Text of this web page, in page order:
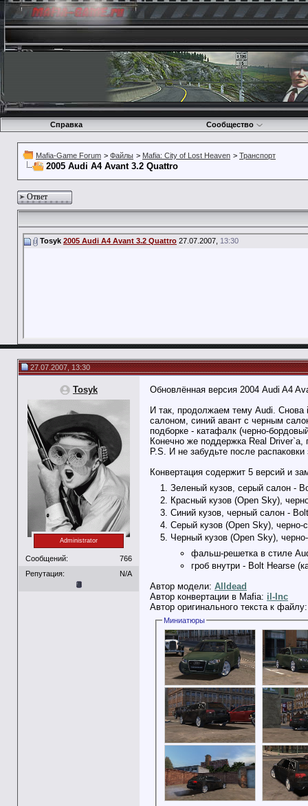
Справка Сообщество
Mafia-Game Forum > Файлы > Mafia: City of Lost Heaven > Транспорт
2005 Audi A4 Avant 3.2 Quattro
Ответ
Tosyk 2005 Audi A4 Avant 3.2 Quattro 27.07.2007, 13:30
27.07.2007, 13:30
Tosyk
Administrator
Сообщений:
766
Репутация:
N/A
Обновлённая версия 2004 Audi A4
И так, продолжаем тему Audi. Снова
салоном, синий авант с черным
подборке - катафалк (черно-
Конечно же поддержка Real Driver`а,
P.S. И не забудьте после
Конвертация содержит 5 версий и
Зеленый кузов, серый салон -
Красный кузов (Open Sky),
Синий кузов, черный салон -
Серый кузов (Open Sky),
Черный кузов (Open Sky),
фальш-решетка в стиле
гроб внутри - Bolt Hearse
Автор модели: Alldead
Автор конвертации в Mafia: il-Inc
Автор оригинального текста к
Миниатюры